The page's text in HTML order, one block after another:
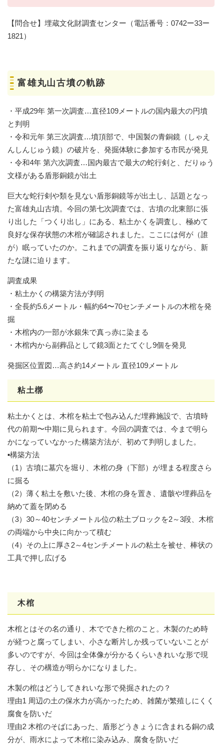
【問合せ】埋蔵文化財調査センター（電話番号：︎0742ー33ー
1821）
富雄丸山古墳の軌跡
・平成29年 第一次調査…直径109メートルの国内最大の円墳
と判明
・令和元年 第三次調査…墳頂部で、中国製の青銅鏡（しゃえ
んしんじゅう鏡）の破片を、発掘体験に参加する市民が発見
・令和4年 第六次調査…国内最古で最大の蛇行剣と、だりゅう
文様がある盾形銅鏡が出土
巨大な蛇行剣や類を見ない盾形銅鏡等が出土し、話題となっ
た富雄丸山古墳。今回の第七次調査では、古墳の北東部に張
り出した「つくり出し」にある、粘土かくを調査し、極めて
良好な保存状態の木棺が確認されました。ここには何が（誰
が）眠っていたのか。これまでの調査を振り返りながら、新
たな謎に迫ります。
調査成果
・粘土かくの構築方法が判明
・全長約5.6メートル・幅約64〜70センチメートルの木棺を発
掘
・木棺内の一部が水銀朱で真っ赤に染まる
・木棺内から副葬品として鏡3面とたてぐし9個を発見
発掘区位置図…高さ約14メートル 直径109メートル
粘土槨
粘土かくとは、木棺を粘土で包み込んだ埋葬施設で、古墳時
代の前期〜中期に見られます。今回の調査では、今まで明ら
かになっていなかった構築方法が、初めて判明しました。
▪構築方法
（1）古墳に墓穴を堀り、木棺の身（下部）が埋まる程度さら
に掘る
（2）薄く粘土を敷いた後、木棺の身を置き、遺骸や埋葬品を
納めて蓋を閉める
（3）30～40センチメートル位の粘土ブロックを2～3段、木棺
の両端から中央に向かって積む
（4）その上に厚さ2～4センチメートルの粘土を被せ、棒状の
工具で押し広げる
木棺
木棺とはその名の通り、木でできた棺のこと。木製のため時
が経つと腐ってしまい、小さな断片しか残っていないことが
多いのですが、今回は全体像が分かるくらいきれいな形で現
存し、その構造が明らかになりました。
木製の棺はどうしてきれいな形で発掘されたの？
理由1 周辺の土の保水力が高かったため、雑菌が繁殖しにくく
腐食を防いだ
理由2 木棺のそばにあった、盾形どうきょうに含まれる銅の成
分が、雨水によって木棺に染み込み、腐食を防いだ